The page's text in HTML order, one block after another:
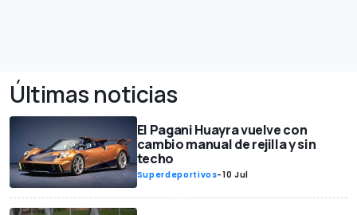
Últimas noticias
El Pagani Huayra vuelve con
cambio manual de rejilla y sin
techo
Superdeportivos-10 Jul